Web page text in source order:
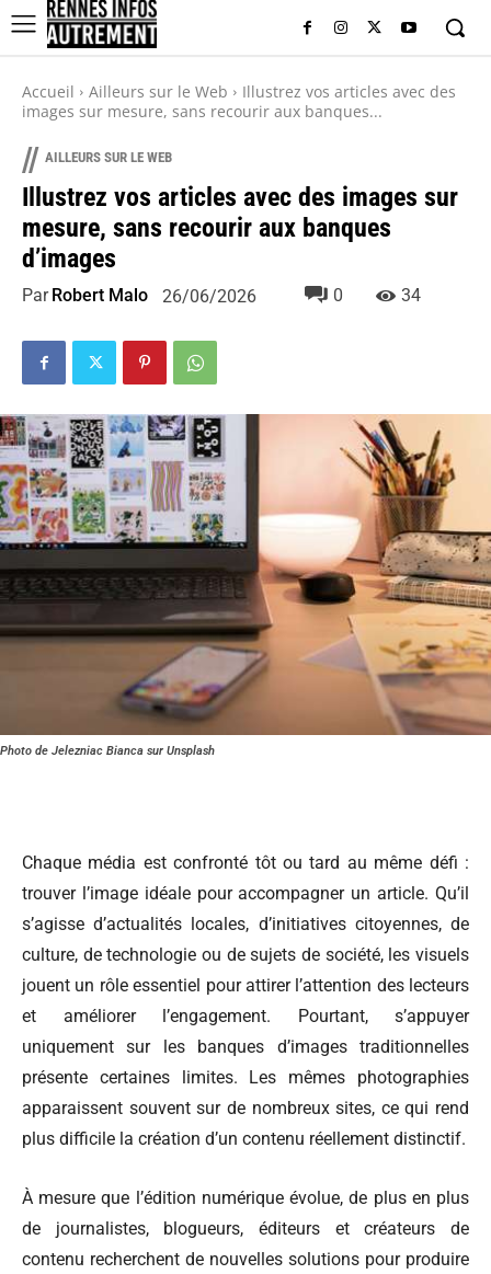
Accueil Ailleurs sur le Web
Illustrez vos articles avec des
images sur mesure, sans recourir aux banques...
// AILLEURS SUR LE WEB
Illustrez vos articles avec des images sur
mesure, sans recourir aux banques
d’images
Par Robert Malo 26/06/2026 0 34
Photo de Jelezniac Bianca sur Unsplash
Chaque média est confronté tôt ou tard au même défi :
trouver l’image idéale pour accompagner un article. Qu’il
s’agisse d’actualités locales, d’initiatives citoyennes, de
culture, de technologie ou de sujets de société, les visuels
jouent un rôle essentiel pour attirer l’attention des lecteurs
et améliorer l’engagement. Pourtant, s’appuyer
uniquement sur les banques d’images traditionnelles
présente certaines limites. Les mêmes photographies
apparaissent souvent sur de nombreux sites, ce qui rend
plus difficile la création d’un contenu réellement distinctif.
À mesure que l’édition numérique évolue, de plus en plus
de journalistes, blogueurs, éditeurs et créateurs de
contenu recherchent de nouvelles solutions pour produire